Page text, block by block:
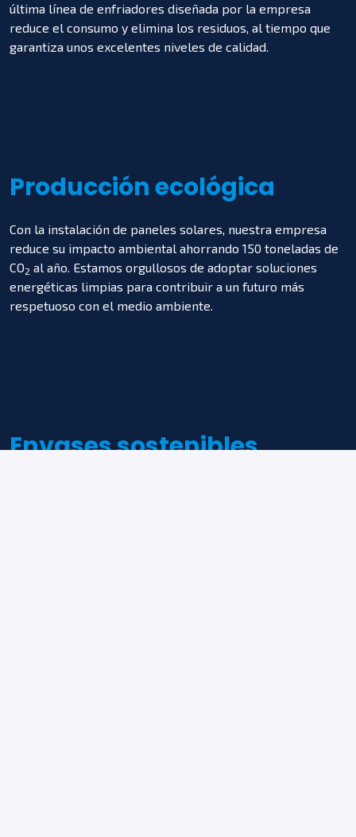
última línea de enfriadores diseñada por la empresa
reduce el consumo y elimina los residuos, al tiempo que
garantiza unos excelentes niveles de calidad.
Producciónecológica
Con la instalación de paneles solares, nuestra empresa
reduce su impacto ambiental ahorrando 150 toneladas de
CO2 al año. Estamos orgullosos de adoptar soluciones
energéticas limpias para contribuir a un futuro más
respetuoso con el medio ambiente.
Envases sostenibles